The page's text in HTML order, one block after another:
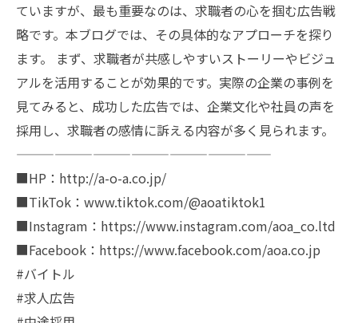
ていますが、最も重要なのは、求職者の心を掴む広告戦
略です。本ブログでは、その具体的なアプローチを探り
ます。 まず、求職者が共感しやすいストーリーやビジュ
アルを活用することが効果的です。実際の企業の事例を
見てみると、成功した広告では、企業文化や社員の声を
採用し、求職者の感情に訴える内容が多く見られます。
————————————————————
■HP：http://a-o-a.co.jp/
■TikTok：www.tiktok.com/@aoatiktok1
■Instagram：https://www.instagram.com/aoa_co.ltd
■Facebook：https://www.facebook.com/aoa.co.jp
#バイトル
#求人広告